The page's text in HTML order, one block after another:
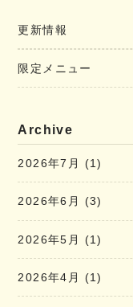
更新情報
限定メニュー
Archive
2026年7月 (1)
2026年6月 (3)
2026年5月 (1)
2026年4月 (1)